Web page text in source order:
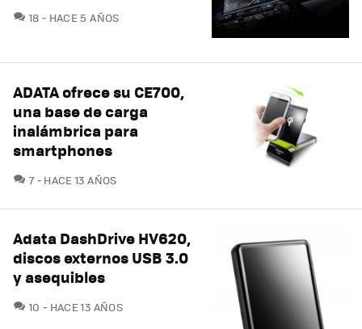
18 COMENTARIOS
HACE 5 AÑOS
ADATA ofrece su CE700,
una base de carga
inalámbrica para
smartphones
7COMENTARIOS
HACE 13 AÑOS
Adata DashDrive HV620,
discos externos USB 3.0
y asequibles
10 COMENTARIOS
HACE 13 AÑOS